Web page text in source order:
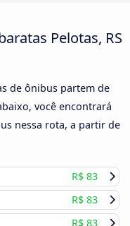
Pelotas, RS
de ônibus partem de
você encontrará
nessa rota, a partir de
R$ 83
R$ 83
R$ 83